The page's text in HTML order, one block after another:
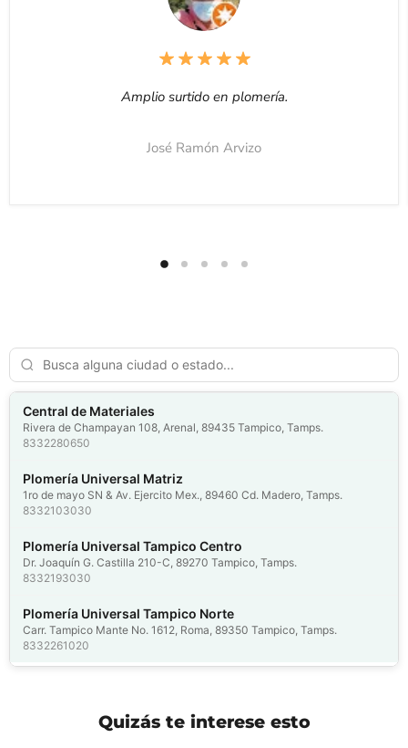
Amplio surtido en plomería.
José Ramón Arvizo
Rivera de Champayan 108, Arenal, 89435 Tampico, Tamps.
8332280650
1ro de mayo SN & Av. Ejercito Mex., 89460 Cd. Madero, Tamps.
8332103030
Dr. Joaquín G. Castilla 210-C, 89270 Tampico, Tamps.
8332193030
Carr. Tampico Mante No. 1612, Roma, 89350 Tampico, Tamps.
8332261020
MapLibre| © CARTO, ©
Quizás te interese esto